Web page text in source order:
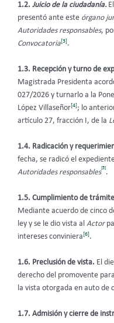
1.2. Juicio de la ciudadanía.
presentó ante este órgano
Autoridades responsables,
Convocatoria[3].
1.3. Recepción y turno de
Magistrada Presidenta
027/2026 y turnarlo a la
López Villaseñor[4]; lo
artículo 27, fracción I, de la
1.4. Radicación y
fecha, se radicó el
Autoridades responsables
[5]
.
1.5. Cumplimiento de
Mediante acuerdo de cinco
ley y se le dio vista al Actor
intereses conviniera[6].
1.6. Preclusión de vista. El
derecho del promovente
la vista otorgada en auto de
1.7. Admisión y cierre de